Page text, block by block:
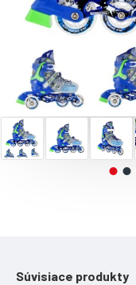
Súvisiace produkty